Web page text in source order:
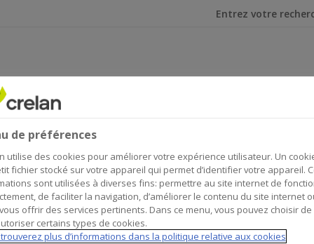
Je cherche
concert de Noël de l’Harmonie Royale Steeds Beter
le concert de Noël de
Royale Steeds Beter à St.-Baafs-Vijve, la Crelan
de préférences
utilise des cookies pour améliorer votre expérience utilisateur. Un
fichier stocké sur votre appareil qui permet d’identifier votre appareil.
sont utilisées à diverses fins: permettre au site internet de
de faciliter la navigation, d’améliorer le contenu du site internet
offrir des services pertinents. Dans ce menu, vous pouvez choisir de
certains types de cookies.
plus d’informations dans la politique relative aux cookies